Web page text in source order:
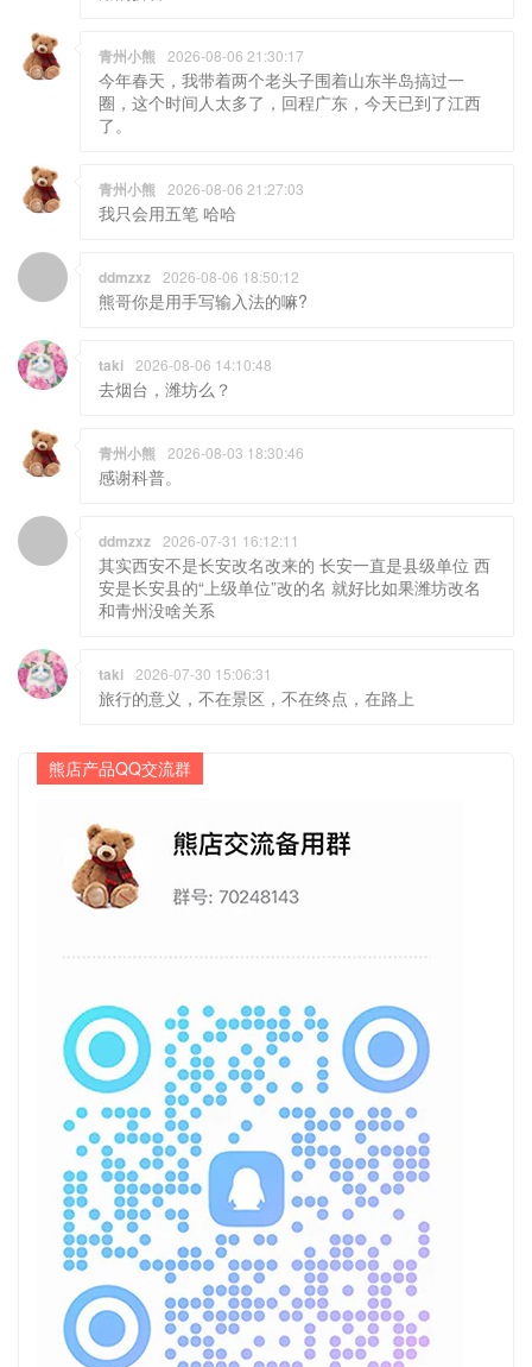
青州小熊 2026-08-06 21:30:17
今年春天，我带着两个老头子围着山东半岛搞过一
圈，这个时间人太多了，回程广东，今天已到了江西
了。
青州小熊 2026-08-06 21:27:03
我只会用五笔 哈哈
ddmzxz 2026-08-06 18:50:12
熊哥你是用手写输入法的嘛?
taki 2026-08-06 14:10:48
去烟台，潍坊么？
青州小熊 2026-08-03 18:30:46
感谢科普。
ddmzxz 2026-07-31 16:12:11
其实西安不是长安改名改来的 长安一直是县级单位 西
安是长安县的“上级单位”改的名 就好比如果潍坊改名
和青州没啥关系
taki 2026-07-30 15:06:31
旅行的意义，不在景区，不在终点，在路上
熊店产品QQ交流群